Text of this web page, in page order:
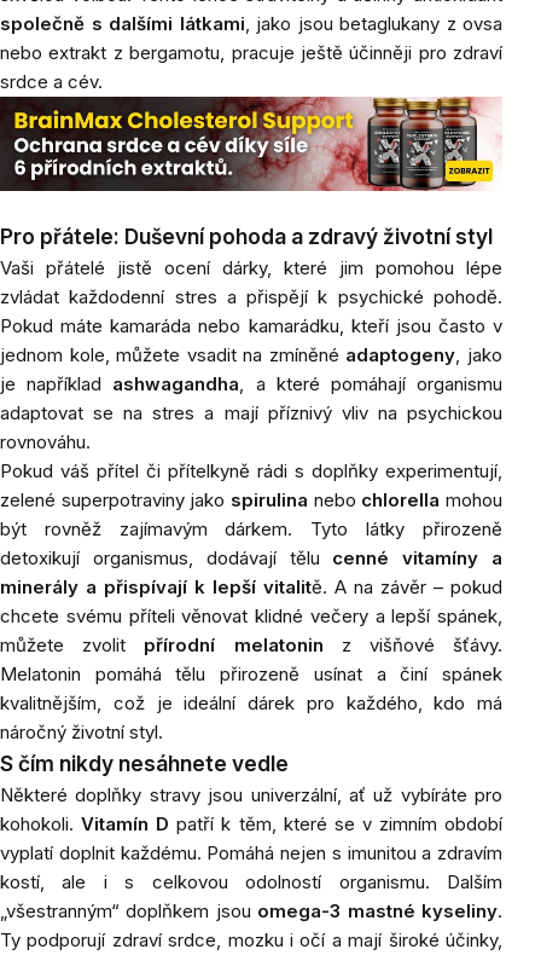
společně s dalšími látkami, jako jsou betaglukany z ovsa
nebo extrakt z bergamotu, pracuje ještě účinněji pro zdraví
srdce a cév.
Pro přátele: Duševní pohoda a zdravý životní styl
Vaši přátelé jistě ocení dárky, které jim pomohou lépe
zvládat každodenní stres a přispějí k psychické pohodě.
Pokud máte kamaráda nebo kamarádku, kteří jsou často v
jednom kole, můžete vsadit na zmíněné adaptogeny, jako
je například ashwagandha, a které pomáhají organismu
adaptovat se na stres a mají příznivý vliv na psychickou
rovnováhu.
Pokud váš přítel či přítelkyně rádi s doplňky experimentují,
zelené superpotraviny jako spirulina nebo chlorella mohou
být rovněž zajímavým dárkem. Tyto látky přirozeně
detoxikují organismus, dodávají tělu cenné vitamíny a
minerály a přispívají k lepší vitalitě. A na závěr – pokud
chcete svému příteli věnovat klidné večery a lepší spánek,
můžete zvolit přírodní melatonin
z višňové šťávy.
Melatonin pomáhá tělu přirozeně usínat a činí spánek
kvalitnějším, což je ideální dárek pro každého, kdo má
náročný životní styl.
S čím nikdy nesáhnete vedle
Některé doplňky stravy jsou univerzální, ať už vybíráte pro
kohokoli.Vitamín D patří k těm, které se v zimním období
vyplatí doplnit každému. Pomáhá nejen s imunitou a zdravím
kostí, ale i s celkovou odolností organismu. Dalším
„všestranným“ doplňkem jsou omega-3 mastné kyseliny.
Ty podporují zdraví srdce, mozku i očí a mají široké účinky,